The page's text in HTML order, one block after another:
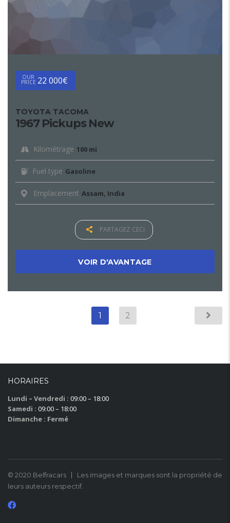
OUR
PRICE 22 000€
TOYOTA TACOMA
1967 Pickups New
Kilométrage 100 mi
Fuel type Gasoline
Emplacement Assam, India
PARTAGEZ CECI
VOIR D'AVANTAGE
1 2
HORAIRES
Lundi – Vendredi : 09:00 – 18:00
Samedi : 09:00 – 18:00
Dimanche : Fermé
© 2020 Belfracars
Les images et marques sont la propriété de
leurs auteurs respectif.